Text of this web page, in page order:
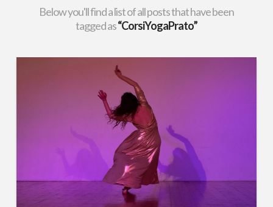
Below you'll find a list of all posts that have been
tagged as“CorsiYogaPrato”